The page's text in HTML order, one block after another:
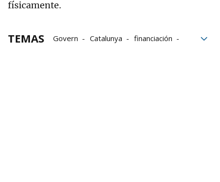
físicamente.
TEMAS Govern Catalunya
financiación